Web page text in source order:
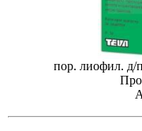
пор. лиофил. д/